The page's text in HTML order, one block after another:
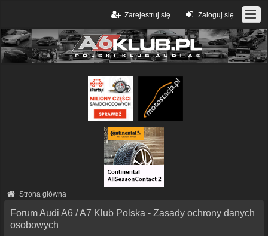
Zaloguj się
Zarejestruj się
Strona główna
Forum Audi A6 / A7 Klub Polska - Zasady ochrony danych
osobowych